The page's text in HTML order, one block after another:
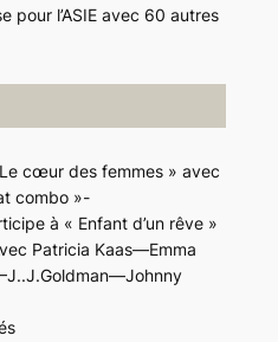
pour l’ASIE avec 60 autres
Le cœur des femmes » avec
combo »-
à « Enfant d’un rêve »
Patricia Kaas—Emma